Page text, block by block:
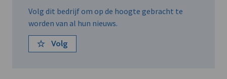
Volg dit bedrijf om op de hoogte gebracht te
worden van al hun nieuws.
Volg